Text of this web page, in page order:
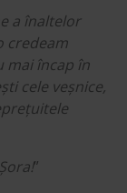
a înaltelor
credeam
mai încap în
cele veșnice,
”